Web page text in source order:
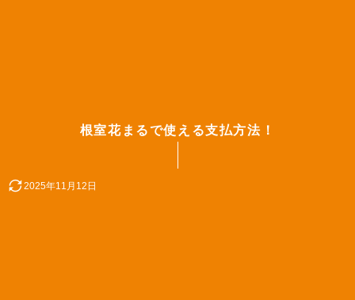
根室花まるで使える支払方法！
2025年11月12日